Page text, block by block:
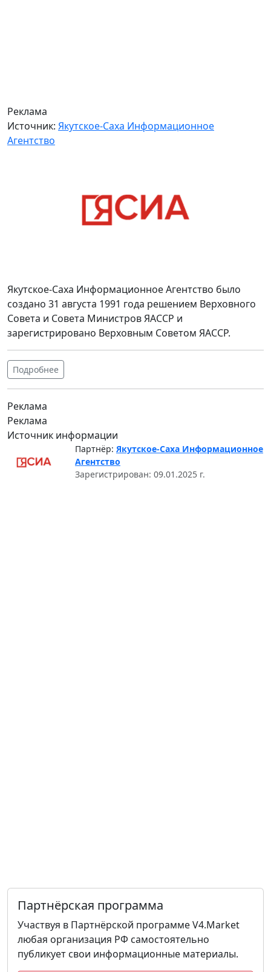
Реклама
Источник: Якутское-Саха Информационное
Агентство
Якутское-Саха Информационное Агентство было
создано 31 августа 1991 года решением Верховного
Совета и Совета Министров ЯАССР и
зарегистрировано Верховным Советом ЯАССР.
Подробнее
Реклама
Реклама
Источник информации
Партнёр: Якутское-Саха Информационное
Агентство
Зарегистрирован: 09.01.2025 г.
Партнёрская программа
Участвуя в Партнёрской программе V4.Market
любая организация РФ самостоятельно
публикует свои информационные материалы.